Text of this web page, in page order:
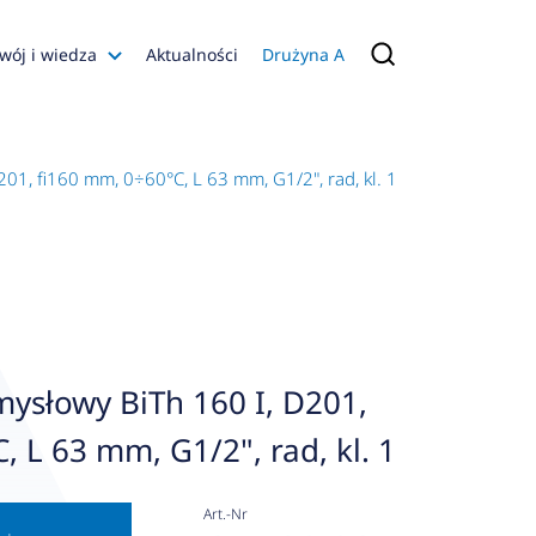
i wiedza
Konfiguratory
Aktualności Drużyna A
fi160 mm, 0÷60°C, L 63 mm, G1/2", rad, kl. 1
BiTh 160 I, D201,
L 63 mm, G1/2", rad, kl. 1
Art.-Nr